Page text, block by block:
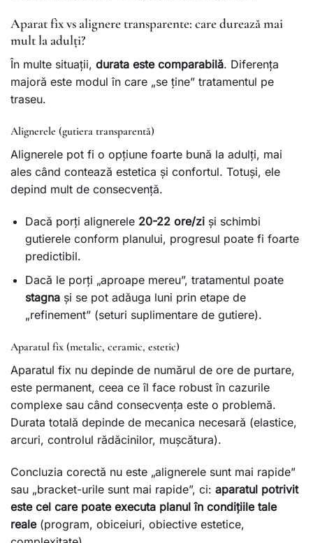
Aparat fix vs alignere transparente: care durează mai
mult la adulți?
În multe situații, durata este comparabilă. Diferența
majoră este modul în care „se ține” tratamentul pe
traseu.
Alignerele (gutiera transparentă)
Alignerele pot fi o opțiune foarte bună la adulți, mai
ales când contează estetica și confortul. Totuși, ele
depind mult de consecvență.
Dacă porți alignerele 20-22 ore/ziși schimbi
gutierele conform planului, progresul poate fi foarte
predictibil.
Dacă le porți „aproape mereu”, tratamentul poate
stagnași se pot adăuga luni prin etape de
„refinement” (seturi suplimentare de gutiere).
Aparatul fix (metalic, ceramic, estetic)
Aparatul fix nu depinde de numărul de ore de purtare,
este permanent, ceea ce îl face robust în cazurile
complexe sau când consecvența este o problemă.
Durata totală depinde de mecanica necesară (elastice,
arcuri, controlul rădăcinilor, mușcătura).
Concluzia corectă nu este „alignerele sunt mai rapide”
sau „bracket-urile sunt mai rapide”, ci: aparatul potrivit
este cel care poate executa planul în condițiile tale
reale(program, obiceiuri, obiective estetice,